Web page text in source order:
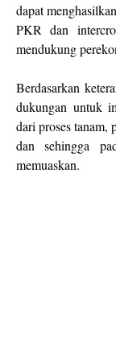
dapat
PKR dan
mendukung
Berdasarkan
dukungan untuk
dari proses tanam,
dan sehingga
memuaskan.